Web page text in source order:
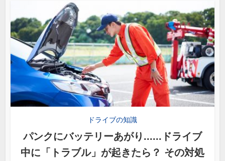
ドライブの知識
パンクにバッテリーあがり......ドライブ
中に「トラブル」が起きたら？ その対処